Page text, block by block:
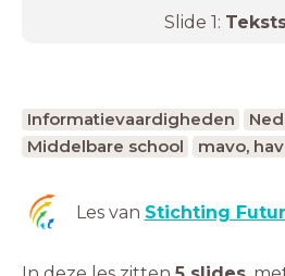
Slide 1:
Informatievaardigheden
Middelbare school
mavo,
Les van Stichting